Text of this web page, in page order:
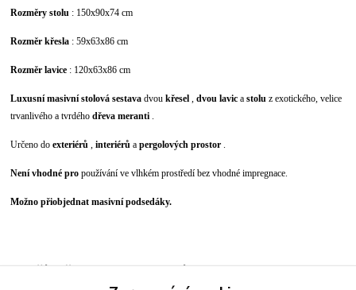
Rozměry stolu : 150x90x74 cm
Rozměr křesla : 59x63x86 cm
Rozměr lavice : 120x63x86 cm
Luxusní masivní stolová sestava dvoukřesel ,dvou lavicastolu z exotického, velice
trvanlivého a tvrdéhodřeva meranti
Určeno doexteriérů ,interiérů apergolových prostor
Není vhodné propoužívání ve vlhkém prostředí bez vhodné impregnace.
Možno přiobjednat masivní podsedáky.
Zboží zařazeno v kategoriích